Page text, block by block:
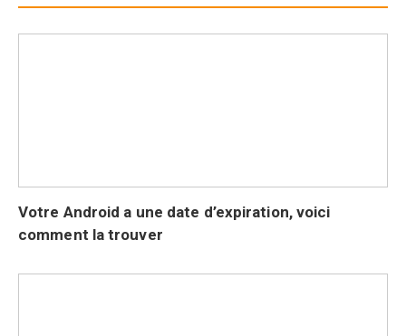
Votre Android a une date d’expiration, voici
comment la trouver